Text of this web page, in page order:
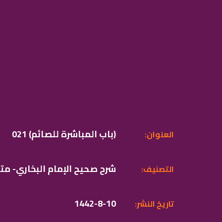
021 (باب المباشرة للصائم) :العنوان
شرح صحيح الإمام البخاري- :التصنيف
1442-8-10 :تاريخ النشر